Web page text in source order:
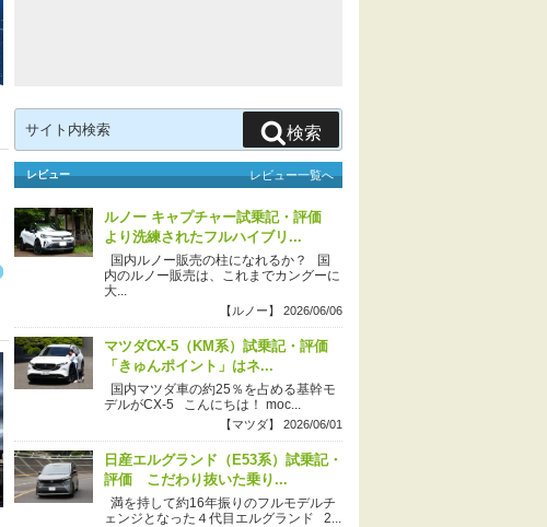
索:
検索
レビュー レビュー一覧へ
ルノー キャプチャー試乗記・評価
より洗練されたフルハイブリ...
国内ルノー販売の柱になれるか？ 国
内のルノー販売は、これまでカングーに
大...
【ルノー】 2026/06/06
マツダCX-5（KM系）試乗記・評価
「きゅんポイント」はネ...
国内マツダ車の約25％を占める基幹モ
デルがCX-5 こんにちは！ moc...
【マツダ】 2026/06/01
日産エルグランド（E53系）試乗記・
評価 こだわり抜いた乗り...
満を持して約16年振りのフルモデルチ
ェンジとなった４代目エルグランド 2...